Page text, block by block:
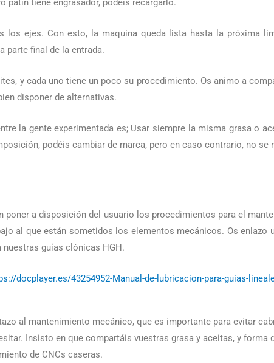
los ejes. Con esto, la maquina queda lista hasta la próxima
parte final de la entrada.
y cada uno tiene un poco su procedimiento. Os animo a
disponer de alternativas.
la gente experimentada es; Usar siempre la misma grasa o
podéis cambiar de marca, pero en caso contrario, no se
poner a disposición del usuario los procedimientos para el
al que están sometidos los elementos mecánicos. Os enlazo
guías clónicas HGH.
docplayer.es/43254952-Manual-de-lubricacion-para-guias-
al mantenimiento mecánico, que es importante para evitar
Insisto en que compartáis vuestras grasa y aceitas, y forma
de CNCs caseras.